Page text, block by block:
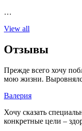
…
View all
Отзывы
Прежде всего хочу
мою жизни.
Валерия
Хочу сказать
конкретные цели –